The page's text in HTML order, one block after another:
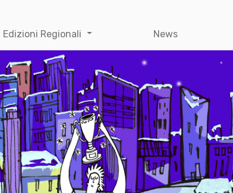
Edizioni Regionali News